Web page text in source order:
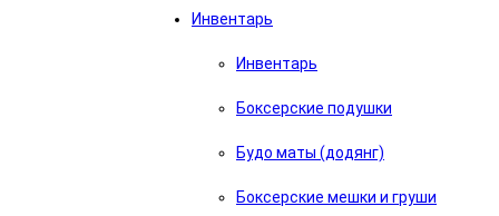
Инвентарь
Инвентарь
Боксерские подушки
Будо маты (додянг)
Боксерские мешки и груши